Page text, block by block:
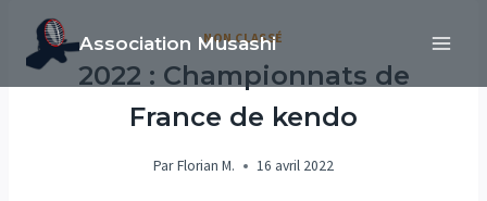
Association Musashi
NON CLASSÉ
2022 : Championnats de
France de kendo
Par Florian M. 16 avril 2022